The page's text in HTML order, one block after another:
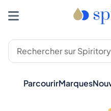
ParcourirMarques